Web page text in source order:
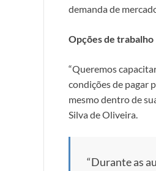
demanda de
Opções de trabalho
“Queremos
condições de pagar
mesmo dentro de
Silva de Oliveira.
“Durante as